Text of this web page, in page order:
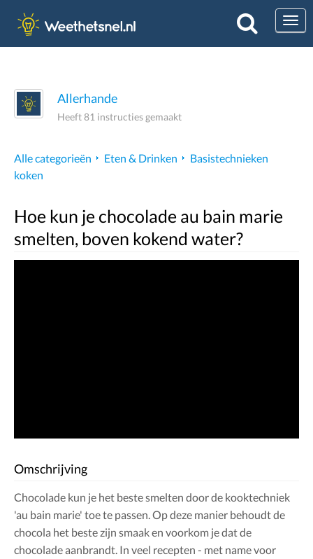
Allerhande
Heeft 81 instructies gemaakt
Alle categorieën Eten & Drinken
Basistechnieken
koken
Hoe kun je chocolade au bain marie
smelten, boven kokend water?
Omschrijving
Chocolade kun je het beste smelten door de kooktechniek
'au bain marie' toe te passen. Op deze manier behoudt de
chocola het beste zijn smaak en voorkom je dat de
chocolade aanbrandt. In veel recepten - met name voor